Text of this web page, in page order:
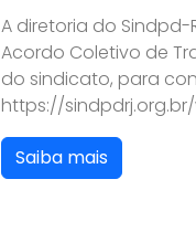
A diretoria do
Acordo Coletivo de
do sindicato, para
https://
Saiba mais